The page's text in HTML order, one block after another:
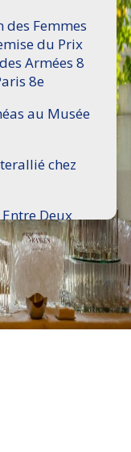
des Femmes
du Prix
Armées 8
8e
au Musée
chez
Deux
Sénat
l’Histoire de
du Guesclin,
place Saint-